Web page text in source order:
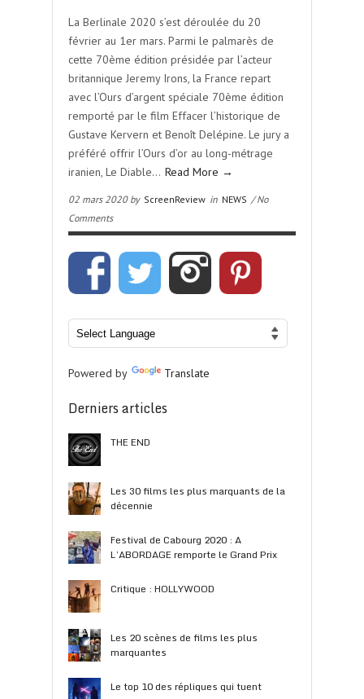
La Berlinale 2020 s’est déroulée du 20
février au 1er mars. Parmi le palmarès de
cette 70ème édition présidée par l’acteur
britannique Jeremy Irons, la France repart
avec l’Ours d’argent spéciale 70ème édition
remporté par le film Effacer l’historique de
Gustave Kervern et Benoît Delépine. Le jury a
préféré offrir l’Ours d’or au long-métrage
iranien, Le Diable… Read More →
02 mars 2020 by ScreenReview in NEWS / No
Comments
Powered by Translate
Derniers articles
THE END
Les 30 films les plus marquants de la
décennie
Festival de Cabourg 2020 : A
L’ABORDAGE remporte le Grand Prix
Critique : HOLLYWOOD
Les 20 scènes de films les plus
marquantes
Le top 10 des répliques qui tuent